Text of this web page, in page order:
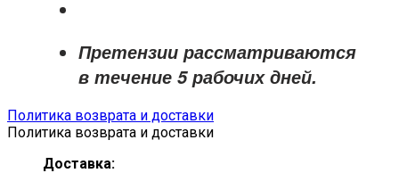
Претензии рассматриваются
в течение 5 рабочих дней.
Политика возврата и доставки
Политика возврата и доставки
Доставка: